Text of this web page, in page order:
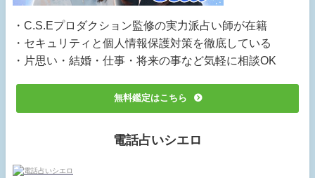
・C.S.Eプロダクション監修の実力派占い師が在籍
・セキュリティと個人情報保護対策を徹底している
・片思い・結婚・仕事・将来の事など気軽に相談OK
無料鑑定はこちら
電話占いシエロ